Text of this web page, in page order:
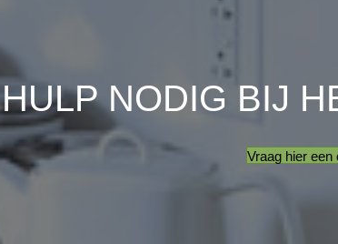
HULP NODIG BIJ
Vraag hier een